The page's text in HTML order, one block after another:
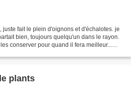
fait le plein d'oignons et d'échalotes. je
bien, toujours quelqu'un dans le rayon.
conserver pour quand il fera meilleur...
plants